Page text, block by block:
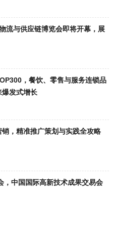
流与供应链博览会即将开幕，展
，餐饮、零售与服务连锁品
爆发式增长
，精准推广策划与实践全攻略
，中国国际高新技术成果交易会